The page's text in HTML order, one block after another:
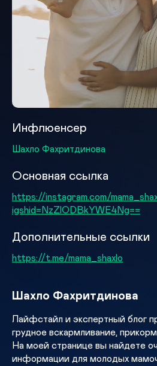
Инфлюенсер
Шахло Фахритдинова
Основная ссылка
https://instagram.com/
igshid=NzZlODBkYWE4Ng==
Дополнительные ссылки
https://t.me/mama_shaxlo
Шахло Фахритдинова
Лайфстайл и экспертный блог
грудное вскармливание,
На моей странице вы найдете
информации для молодых